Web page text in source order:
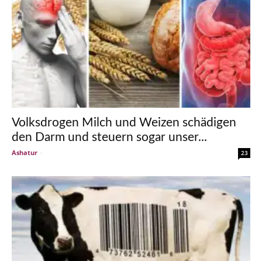
Volksdrogen Milch und Weizen schädigen
den Darm und steuern sogar unser...
Ashatur - 23